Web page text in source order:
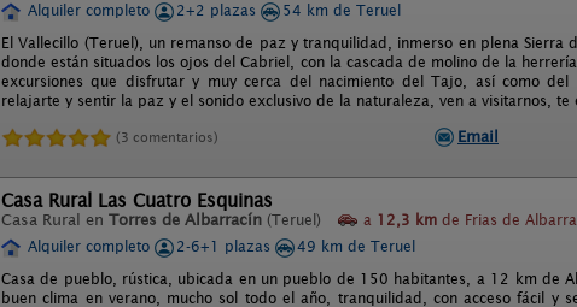
Alquiler completo
2+2 plazas
54 km de Teruel
El Vallecillo (Teruel), un remanso de paz y tranquilidad, inmerso en plena
donde están situados los ojos del Cabriel, con la cascada de molino de la
excursiones que disfrutar y muy cerca del nacimiento del Tajo, así como
relajarte y sentir la paz y el sonido exclusivo de la naturaleza, ven a visitarnos, te
(3 comentarios) Email
Casa Rural Las Cuatro Esquinas
Casa Rural en Torres de Albarracín (Teruel) a 12,3 km de Frias de
Alquiler completo
2-6+1 plazas
49 km de Teruel
Casa de pueblo, rústica, ubicada en un pueblo de 150 habitantes, a 12 km de
buen clima en verano, mucho sol todo el año, tranquilidad, con acceso fácil y